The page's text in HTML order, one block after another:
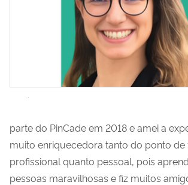
parte do PinCade em 2018 e amei a
muito enriquecedora tanto do ponto de
profissional quanto pessoal, pois
pessoas maravilhosas e fiz muitos